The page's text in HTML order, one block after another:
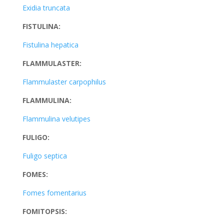
Exidia truncata
FISTULINA:
Fistulina hepatica
FLAMMULASTER:
Flammulaster carpophilus
FLAMMULINA:
Flammulina velutipes
FULIGO:
Fuligo septica
FOMES:
Fomes fomentarius
FOMITOPSIS: